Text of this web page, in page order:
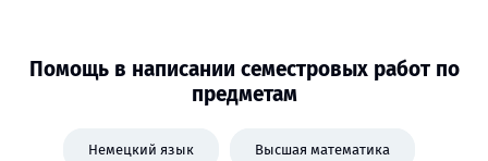
Помощь в написании семестровых работ по
предметам
Немецкий язык Высшая математика